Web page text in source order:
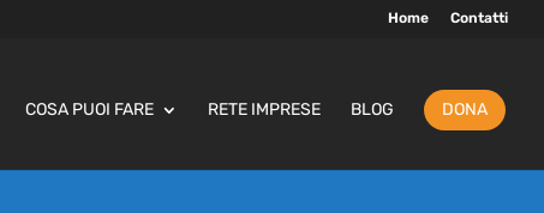
Home Contatti
COSA PUOI FARE RETE IMPRESE BLOG DONA